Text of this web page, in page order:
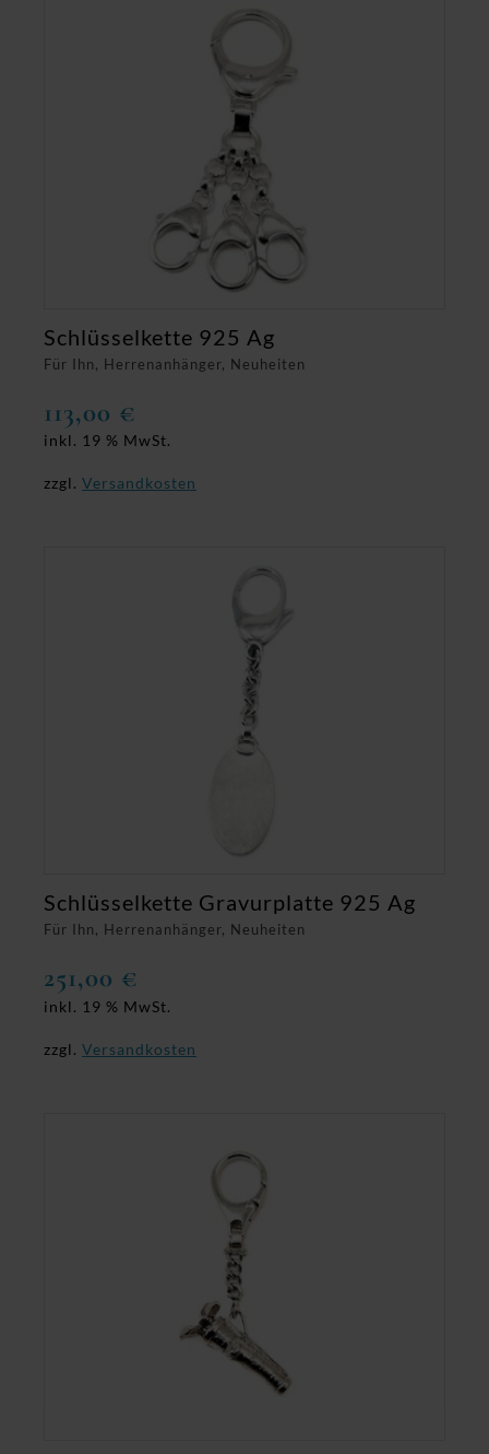
Für Ihn, Herrenanhänger, Neuheiten
Schlüsselkette 925 Ag
113,00 €
inkl. 19 % MwSt.
zzgl. Versandkosten
Für Ihn, Herrenanhänger, Neuheiten
Schlüsselkette Gravurplatte 925 Ag
251,00 €
inkl. 19 % MwSt.
zzgl. Versandkosten